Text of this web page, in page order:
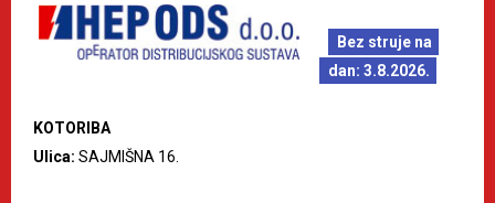
Bez struje na
dan: 3.8.2026.
KOTORIBA
Ulica: SAJMIŠNA 16.